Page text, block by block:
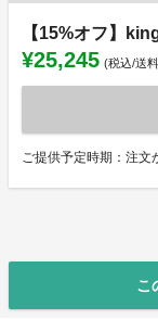
【15%オフ】
¥25,245 (税込/送
ご提供予定時期：注文
こ